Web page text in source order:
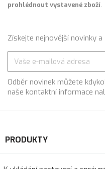
prohlédnout vystavené zboží.
Získejte nejnovější novinky
Odběr novinek můžete
naše kontaktní informace
PRODUKTY
NAŠE SPOLEČNOST